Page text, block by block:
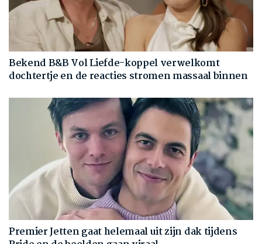
Bekend B&B Vol Liefde-koppel verwelkomt
dochtertje en de reacties stromen massaal binnen
Premier Jetten gaat helemaal uit zijn dak tijdens